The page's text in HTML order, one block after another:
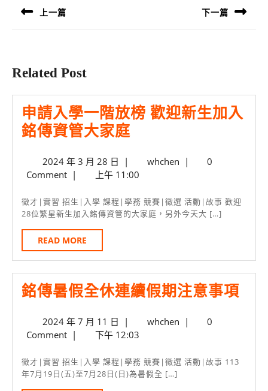
導
上一篇 下一篇
Related Post
申請入學一階放榜 歡迎新生加入
銘傳資管大家庭
一
階
榜
歡
迎
生
入
銘
2024 年 3 月 28 日 2024
年
月
28
| whchenwhchen
|
0
Comment | 上午 11:00
徵才|實習 招生|入學 課程|學務 競賽|徵選 活動|故事 歡迎
28位繁星新生加入銘傳資管的大家庭，另外今天大 […]
READ MORE
MORE
銘傳暑假全休連續假期注意事項
2024 年 7 月 11 日 2024
年
月
11
| whchenwhchen
|
0
Comment | 下午 12:03
徵才|實習 招生|入學 課程|學務 競賽|徵選 活動|故事 113
年7月19日(五)至7月28日(日)為暑假全 […]